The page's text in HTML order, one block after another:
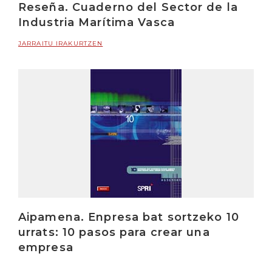
Reseña. Cuaderno del Sector de la
Industria Marítima Vasca
JARRAITU IRAKURTZEN
Aipamena. Enpresa bat sortzeko 10
urrats: 10 pasos para crear una
empresa